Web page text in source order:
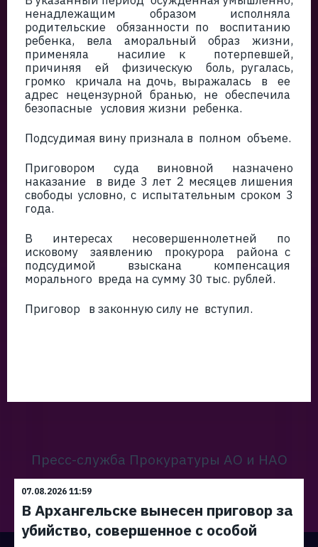
ненадлежащим образом исполняла
родительские обязанности по воспитанию
ребенка, вела аморальный образ жизни,
применяла насилие к потерпевшей,
причиняя ей физическую боль, ругалась,
громко кричала на дочь, выражалась в ее
адрес нецензурной бранью, не обеспечила
безопасные условия жизни ребенка.
Подсудимая вину признала в полном объеме.
Приговором суда виновной назначено
наказание в виде 3 лет 2 месяцев лишения
свободы условно, с испытательным сроком 3
года.
В интересах несовершеннолетней по
исковому заявлению прокурора района с
подсудимой взыскана компенсация
морального вреда на сумму 30 тыс. рублей.
Приговор в законную силу не вступил.
Пресс-служба Прокуратуры АО и НАО
07.08.2026 11:59
В Архангельске вынесен приговор за
убийство, совершенное с особой